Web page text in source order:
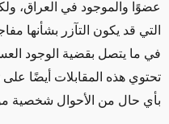
عضوًا والموجود في العراق،
التي قد يكون التآزر بشأنها
في ما يتصل بقضية الوجود
تحتوي هذه المقابلات أيضًا
بأي حال من الأحوال شخصية